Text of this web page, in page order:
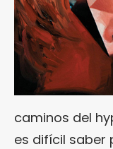
caminos del
es difícil saber